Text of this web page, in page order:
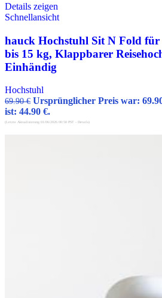
Details zeigen
Schnellansicht
hauck Hochstuhl Sit N Fold
bis 15 kg, Klappbarer
Einhändig
Hochstuhl
69.90€ Ursprünglicher Preis war:
ist: 44.90 €.
(Letzte Aktualisierung 01/06/2026 00:50 PST - Details)